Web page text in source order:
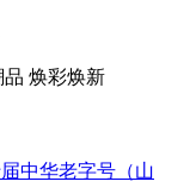
品 焕彩焕新